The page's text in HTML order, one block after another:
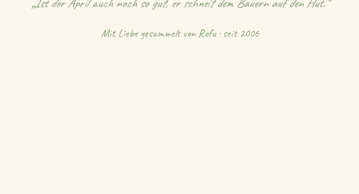
„Ist der April auch noch so gut, er schneit dem Bauern auf den Hut."
Mit Liebe gesammelt vonRofu· seit 2006